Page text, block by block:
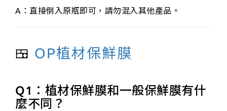
A： 直接倒入原瓶即可，請勿混入其他產品。
🍱 OP植材保鮮膜
Q1：植材保鮮膜和一般保鮮膜有什
麼不同？